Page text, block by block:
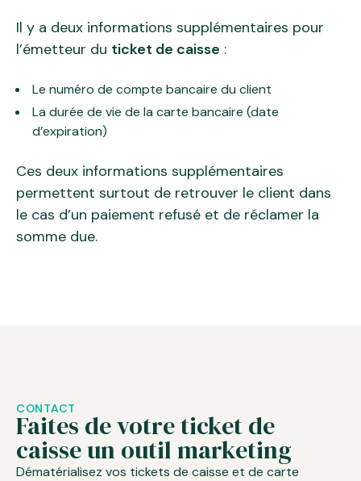
Il y a deux informations supplémentaires pour
l’émetteur du ticket de caisse :
Le numéro de compte bancaire du client
La durée de vie de la carte bancaire (date
d’expiration)
Ces deux informations supplémentaires
permettent surtout de retrouver le client dans
le cas d’un paiement refusé et de réclamer la
somme due.
CONTACT
Faites de votre ticket de
caisse un outil marketing
Dématérialisez vos tickets de caisse et de carte